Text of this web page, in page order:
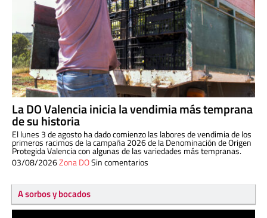
La DO Valencia inicia la vendimia más temprana
de su historia
El lunes 3 de agosto ha dado comienzo las labores de vendimia de los
primeros racimos de la campaña 2026 de la Denominación de Origen
Protegida Valencia con algunas de las variedades más tempranas.
03/08/2026Zona DOSin comentarios
A sorbos y bocados